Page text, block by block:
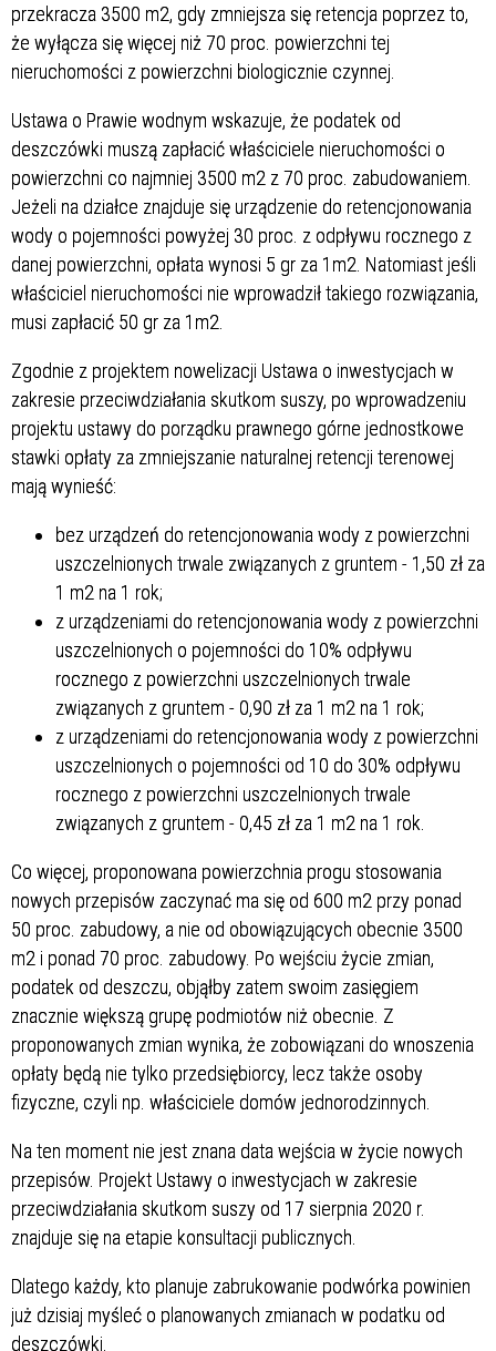
przekracza 3500 m2, gdy zmniejsza się retencja poprzez to,
że wyłącza się więcej niż 70 proc. powierzchni tej
nieruchomości z powierzchni biologicznie czynnej.
Ustawa o Prawie wodnym wskazuje, że podatek od
deszczówki muszą zapłacić właściciele nieruchomości o
powierzchni co najmniej 3500 m2 z 70 proc. zabudowaniem.
Jeżeli na działce znajduje się urządzenie do retencjonowania
wody o pojemności powyżej 30 proc. z odpływu rocznego z
danej powierzchni, opłata wynosi 5 gr za 1m2. Natomiast jeśli
właściciel nieruchomości nie wprowadził takiego rozwiązania,
musi zapłacić 50 gr za 1m2.
Zgodnie z projektem nowelizacji Ustawa o inwestycjach w
zakresie przeciwdziałania skutkom suszy, po wprowadzeniu
projektu ustawy do porządku prawnego górne jednostkowe
stawki opłaty za zmniejszanie naturalnej retencji terenowej
mają wynieść:
bez urządzeń do retencjonowania wody z powierzchni
uszczelnionych trwale związanych z gruntem - 1,50 zł za
1 m2 na 1 rok;
z urządzeniami do retencjonowania wody z powierzchni
uszczelnionych o pojemności do 10% odpływu
rocznego z powierzchni uszczelnionych trwale
związanych z gruntem - 0,90 zł za 1 m2 na 1 rok;
z urządzeniami do retencjonowania wody z powierzchni
uszczelnionych o pojemności od 10 do 30% odpływu
rocznego z powierzchni uszczelnionych trwale
związanych z gruntem - 0,45 zł za 1 m2 na 1 rok.
Co więcej, proponowana powierzchnia progu stosowania
nowych przepisów zaczynać ma się od 600 m2 przy ponad
50 proc. zabudowy, a nie od obowiązujących obecnie 3500
m2 i ponad 70 proc. zabudowy. Po wejściu życie zmian,
podatek od deszczu, objąłby zatem swoim zasięgiem
znacznie większą grupę podmiotów niż obecnie. Z
proponowanych zmian wynika, że zobowiązani do wnoszenia
opłaty będą nie tylko przedsiębiorcy, lecz także osoby
fizyczne, czyli np. właściciele domów jednorodzinnych.
Na ten moment nie jest znana data wejścia w życie nowych
przepisów. Projekt Ustawy o inwestycjach w zakresie
przeciwdziałania skutkom suszy od 17 sierpnia 2020 r.
znajduje się na etapie konsultacji publicznych.
Dlatego każdy, kto planuje zabrukowanie podwórka powinien
już dzisiaj myśleć o planowanych zmianach w podatku od
deszczówki.